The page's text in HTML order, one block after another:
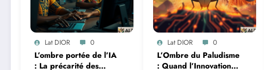
Lat DIOR 0
L’ombre portée de l’IA
: La précarité des
Lat DIOR 0
L’Ombre du Paludisme
: Quand l’Innovation